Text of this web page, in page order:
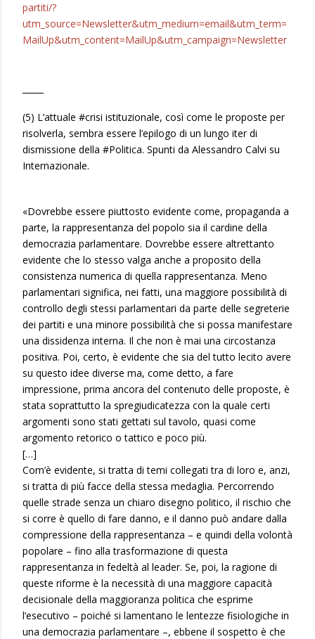
partiti/?
utm_source=Newsletter&utm_medium=email&utm_term=
MailUp&utm_content=MailUp&utm_campaign=Newsletter
(5) L’attuale #crisi istituzionale, così come le proposte per
risolverla, sembra essere l’epilogo di un lungo iter di
dismissione della #Politica. Spunti da Alessandro Calvi su
Internazionale.
«Dovrebbe essere piuttosto evidente come, propaganda a
parte, la rappresentanza del popolo sia il cardine della
democrazia parlamentare. Dovrebbe essere altrettanto
evidente che lo stesso valga anche a proposito della
consistenza numerica di quella rappresentanza. Meno
parlamentari significa, nei fatti, una maggiore possibilità di
controllo degli stessi parlamentari da parte delle segreterie
dei partiti e una minore possibilità che si possa manifestare
una dissidenza interna. Il che non è mai una circostanza
positiva. Poi, certo, è evidente che sia del tutto lecito avere
su questo idee diverse ma, come detto, a fare
impressione, prima ancora del contenuto delle proposte, è
stata soprattutto la spregiudicatezza con la quale certi
argomenti sono stati gettati sul tavolo, quasi come
argomento retorico o tattico e poco più.
[…]
Com’è evidente, si tratta di temi collegati tra di loro e, anzi,
si tratta di più facce della stessa medaglia. Percorrendo
quelle strade senza un chiaro disegno politico, il rischio che
si corre è quello di fare danno, e il danno può andare dalla
compressione della rappresentanza – e quindi della volontà
popolare – fino alla trasformazione di questa
rappresentanza in fedeltà al leader. Se, poi, la ragione di
queste riforme è la necessità di una maggiore capacità
decisionale della maggioranza politica che esprime
l’esecutivo – poiché si lamentano le lentezze fisiologiche in
una democrazia parlamentare –, ebbene il sospetto è che